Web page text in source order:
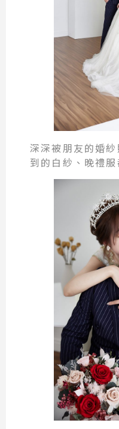
深深被朋友的婚
到的白紗、晚禮服